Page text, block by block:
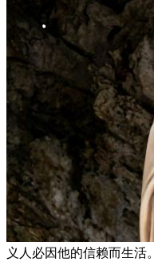
义人必因他的信赖而生活。